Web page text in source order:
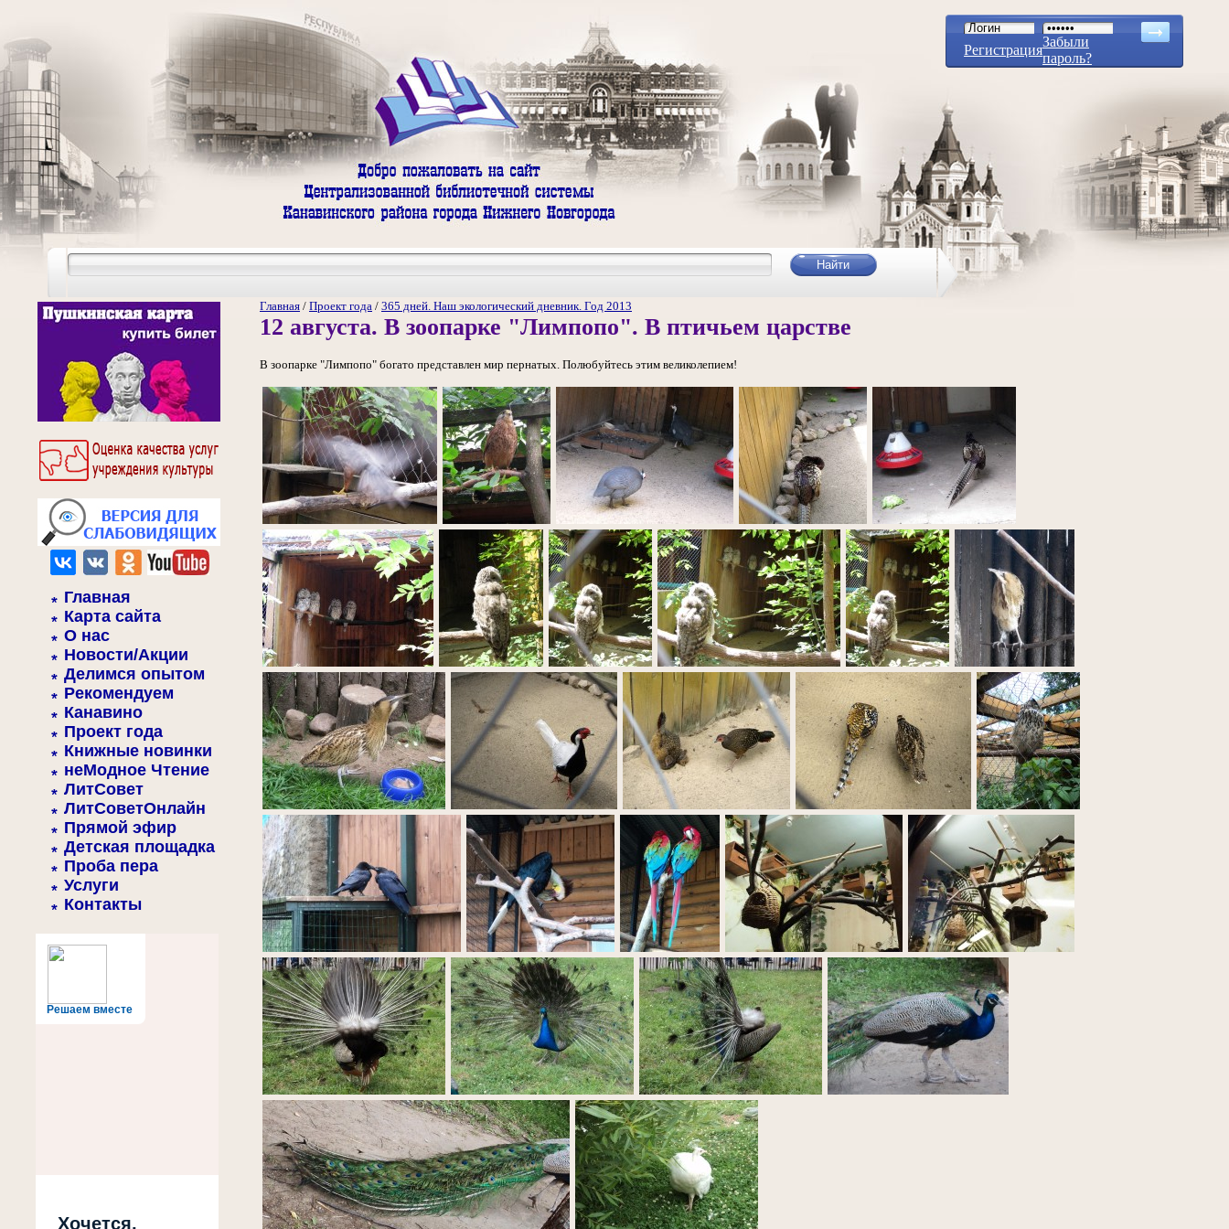
Регистрация
Забыли
пароль?
Главная
Карта сайта
О нас
Новости/Акции
Делимся опытом
Рекомендуем
Канавино
Проект года
Книжные новинки
неМодное Чтение
ЛитСовет
ЛитСоветОнлайн
Прямой эфир
Детская площадка
Проба пера
Услуги
Контакты
Решаем вместе
Хочется,
Главная / Проект года / 365 дней. Наш экологический дневник. Год 2013
12 августа. В зоопарке "Лимпопо". В птичьем царстве
В зоопарке "Лимпопо" богато представлен мир пернатых. Полюбуйтесь этим великолепием!